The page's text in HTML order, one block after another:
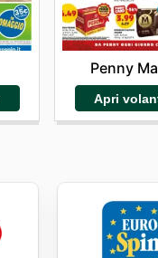
Penny
Apri